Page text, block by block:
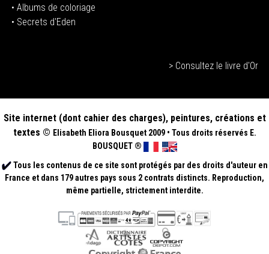
• Albums de coloriage
• Secrets d'Eden
> Consultez le livre d'Or
Site internet (dont cahier des charges), peintures, créations et
textes © Elisabeth Eliora Bousquet 2009 • Tous droits réservés E.
BOUSQUET ®
Tous les contenus de ce site sont protégés par des droits d'auteur en
France et dans 179 autres pays sous 2 contrats distincts. Reproduction,
même partielle, strictement interdite.